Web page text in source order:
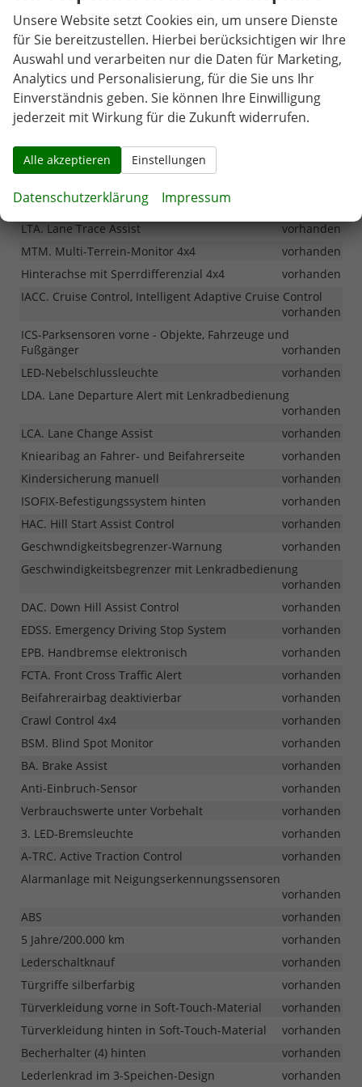
Park- und Rangierhilfe - Intelligente Parksensoren hinten
mit Bremsfunktion
vorhanden
Park- und Rangierhilfe - Rückfahrkamera mit Sprüher
vorhanden
Park- und Rangierhilfe - Panoramic View Monitor, 360°-
Kamera
vorhanden
Park- und Rangierhilfe - dynamische Hilfslinien auf dem
Panoramic View Monitor
MTS. Multi-Terrain Select 4x4
LTA. Lane Trace Assist
vorhanden
MTM. Multi-Terrein-Monitor 4x4
vorhanden
Hinterachse mit Sperrdifferenzial 4x4
vorhanden
IACC. Cruise Control, Intelligent Adaptive Cruise Control
vorhanden
ICS-Parksensoren vorne - Objekte, Fahrzeuge und
Fußgänger
vorhanden
LED-Nebelschlussleuchte
vorhanden
LDA. Lane Departure Alert mit Lenkradbedienung
vorhanden
LCA. Lane Change Assist
vorhanden
Kniearibag an Fahrer- und Beifahrerseite
vorhanden
Kindersicherung manuell
vorhanden
ISOFIX-Befestigungssystem hinten
vorhanden
HAC. Hill Start Assist Control
vorhanden
Geschwndigkeitsbegrenzer-Warnung
vorhanden
Geschwindigkeitsbegrenzer mit Lenkradbedienung
vorhanden
DAC. Down Hill Assist Control
vorhanden
EDSS. Emergency Driving Stop System
vorhanden
EPB. Handbremse elektronisch
vorhanden
FCTA. Front Cross Traffic Alert
vorhanden
Beifahrerairbag deaktivierbar
vorhanden
Crawl Control 4x4
vorhanden
BSM. Blind Spot Monitor
vorhanden
BA. Brake Assist
vorhanden
Anti-Einbruch-Sensor
vorhanden
Verbrauchswerte unter Vorbehalt
vorhanden
3. LED-Bremsleuchte
vorhanden
A-TRC. Active Traction Control
vorhanden
Alarmanlage mit Neigungserkennungssensoren
vorhanden
ABS
vorhanden
5 Jahre/200.000 km
vorhanden
Lederschaltknauf
vorhanden
Türgriffe silberfarbig
vorhanden
Türverkleidung vorne in Soft-Touch-Material
vorhanden
Türverkleidung hinten in Soft-Touch-Material
vorhanden
Becherhalter (4) hinten
vorhanden
Lederlenkrad im 3-Speichen-Design
vorhanden
Unsere Website setzt Cookies ein, um unsere Dienste
für Sie bereitzustellen. Hierbei berücksichtigen wir Ihre
Auswahl und verarbeiten nur die Daten für Marketing,
Analytics und Personalisierung, für die Sie uns Ihr
Einverständnis geben. Sie können Ihre Einwilligung
jederzeit mit Wirkung für die Zukunft widerrufen.
Alle akzeptieren Einstellungen
Datenschutzerklärung Impressum